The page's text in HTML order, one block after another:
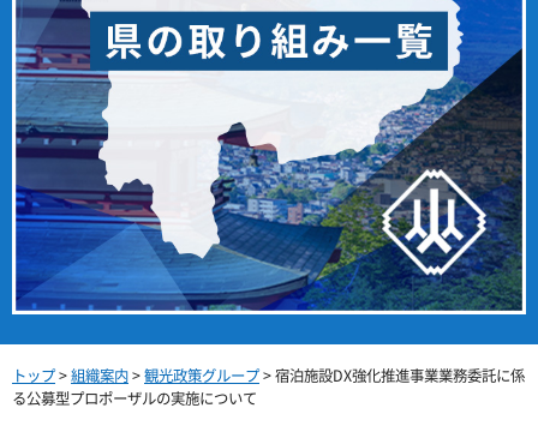
トップ>組織案内>観光政策グループ> 宿泊施設DX強化推進事業業務委託に係
る公募型プロポーザルの実施について